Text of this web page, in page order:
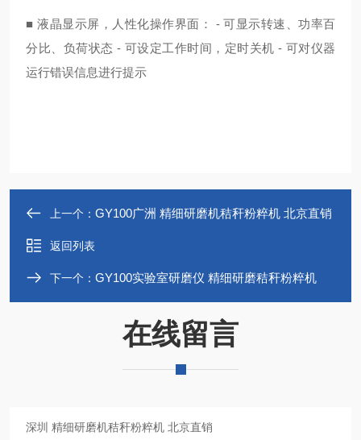
■ 液晶显示屏，人性化操作界面： - 可显示转速、功率百
分比、负荷状态 - 可设定工作时间，定时关机 - 可对仪器
运行错误信息进行提示
上一个： GY100广洲 精细研磨机秸秆粉粹机 北京直销
返回列表
下一个： GY100实验室研磨仪 精细研磨秸秆粉粹机
在线留言